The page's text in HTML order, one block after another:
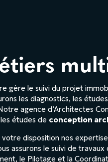
gère le suivi du projet
les diagnostics, les
agence d’Architectes
études de conception
disposition nos
assurons le suivi de
le Pilotage et la